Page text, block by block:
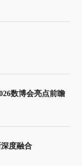
数博会亮点前瞻
度融合